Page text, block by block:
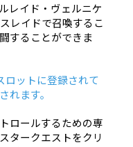
レイド・ヴェルニケ
レイドで召喚するこ
することができま
ットに登録されて
れます。
ロールするための専
タークエストをクリ